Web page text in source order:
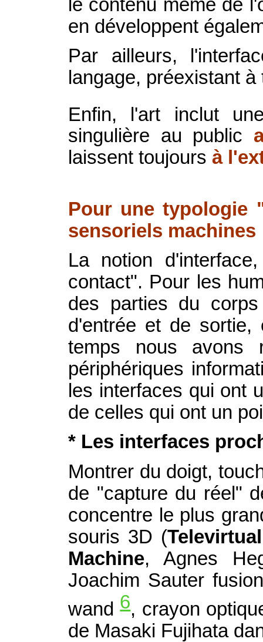
le contenu même de
en développent
Par ailleurs,
langage, préexistant
Enfin, l'art inclut
singulière au public
laissent toujours à
Pour une typologie
sensoriels machines
La notion
contact". Pour les
des parties du
d'entrée et de sortie,
temps nous avons
périphériques
les interfaces qui ont
de celles qui ont un
* Les interfaces
Montrer du doigt,
de "capture du réel"
concentre le plus
souris 3D (
Machine, Agnes
Joachim Sauter
wand6, crayon
de Masaki Fujihata